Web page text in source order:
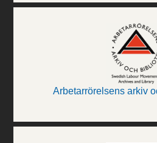
Arbetarrörelsens arkiv